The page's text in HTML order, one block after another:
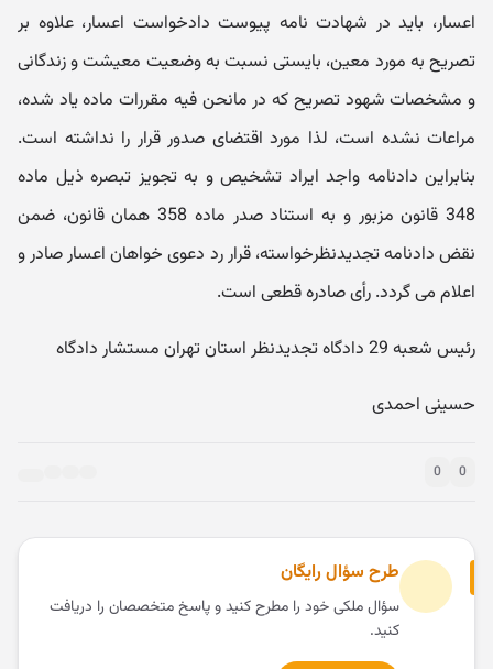
اعسار، باید در شهادت نامه پیوست دادخواست اعسار، علاوه بر
تصریح به مورد معین، بایستی نسبت به وضعیت معیشت و زندگانی
و مشخصات شهود تصریح که در مانحن فیه مقررات ماده یاد شده،
مراعات نشده است، لذا مورد اقتضای صدور قرار را نداشته است.
بنابراین دادنامه واجد ایراد تشخیص و به تجویز تبصره ذیل ماده
348 قانون مزبور و به استناد صدر ماده 358 همان قانون، ضمن
نقض دادنامه تجدیدنظرخواسته، قرار رد دعوی خواهان اعسار صادر و
اعلام می گردد. رأی صادره قطعی است.
رئیس شعبه 29 دادگاه تجدیدنظر استان تهران مستشار دادگاه
حسینی احمدی
0
0
طرح سؤال رایگان
سؤال ملکی خود را مطرح کنید و پاسخ متخصصان را دریافت
کنید.